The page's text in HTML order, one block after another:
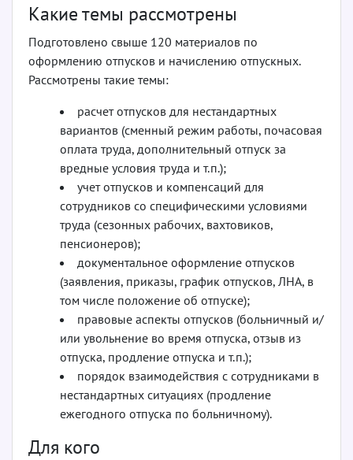
Какие темы рассмотрены
Подготовлено свыше 120 материалов по
оформлению отпусков и начислению отпускных.
Рассмотрены такие темы:
расчет отпусков для нестандартных
вариантов (сменный режим работы, почасовая
оплата труда, дополнительный отпуск за
вредные условия труда и т.п.);
учет отпусков и компенсаций для
сотрудников со специфическими условиями
труда (сезонных рабочих, вахтовиков,
пенсионеров);
документальное оформление отпусков
(заявления, приказы, график отпусков, ЛНА, в
том числе положение об отпуске);
правовые аспекты отпусков (больничный и/
или увольнение во время отпуска, отзыв из
отпуска, продление отпуска и т.п.);
порядок взаимодействия с сотрудниками в
нестандартных ситуациях (продление
ежегодного отпуска по больничному).
Для кого